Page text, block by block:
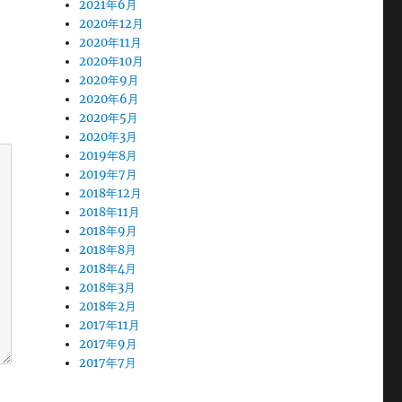
2021年6月
2020年12月
2020年11月
2020年10月
2020年9月
2020年6月
2020年5月
2020年3月
2019年8月
2019年7月
2018年12月
2018年11月
2018年9月
2018年8月
2018年4月
2018年3月
2018年2月
2017年11月
2017年9月
2017年7月